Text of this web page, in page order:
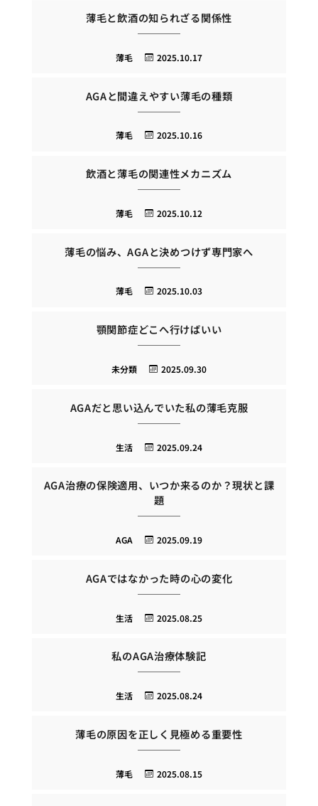
薄毛と飲酒の知られざる関係性
2025.10.17
薄毛
AGAと間違えやすい薄毛の種類
2025.10.16
薄毛
飲酒と薄毛の関連性メカニズム
2025.10.12
薄毛
薄毛の悩み、AGAと決めつけず専門家へ
2025.10.03
薄毛
顎関節症どこへ行けばいい
2025.09.30
未分類
AGAだと思い込んでいた私の薄毛克服
2025.09.24
生活
AGA治療の保険適用、いつか来るのか？現状と課
題
2025.09.19
AGA
AGAではなかった時の心の変化
2025.08.25
生活
私のAGA治療体験記
2025.08.24
生活
薄毛の原因を正しく見極める重要性
2025.08.15
薄毛